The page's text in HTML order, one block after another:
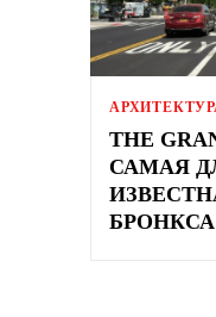
THE
САМАЯ
БРОНКСА